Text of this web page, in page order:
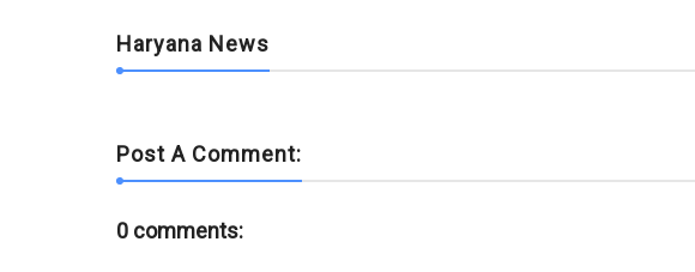
Haryana News
Post A Comment:
0 comments: